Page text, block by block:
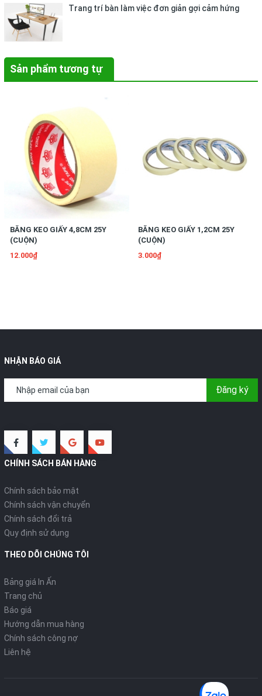
Trang trí bàn làm việc đơn giản gợi cảm hứng
Sản phẩm tương tự
BĂNG KEO GIẤY 4,8CM 25Y
(CUỘN)
12.000₫
BĂNG KEO GIẤY 1,2CM 25Y
(CUỘN)
3.000₫
NHẬN BÁO GIÁ
Đăng ký
CHÍNH SÁCH BÁN HÀNG
Chính sách bảo mật
Chính sách vận chuyển
Chính sách đổi trả
Quy định sử dụng
THEO DÕI CHÚNG TÔI
Bảng giá In Ấn
Trang chủ
Báo giá
Hướng dẫn mua hàng
Chính sách công nợ
Liên hệ